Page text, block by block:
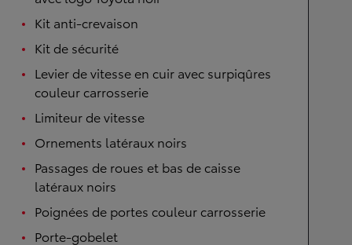
Kit anti-crevaison
Kit de sécurité
Levier de vitesse en cuir avec surpiqûres
couleur carrosserie
Limiteur de vitesse
Ornements latéraux noirs
Passages de roues et bas de caisse
latéraux noirs
Poignées de portes couleur carrosserie
Porte-gobelet